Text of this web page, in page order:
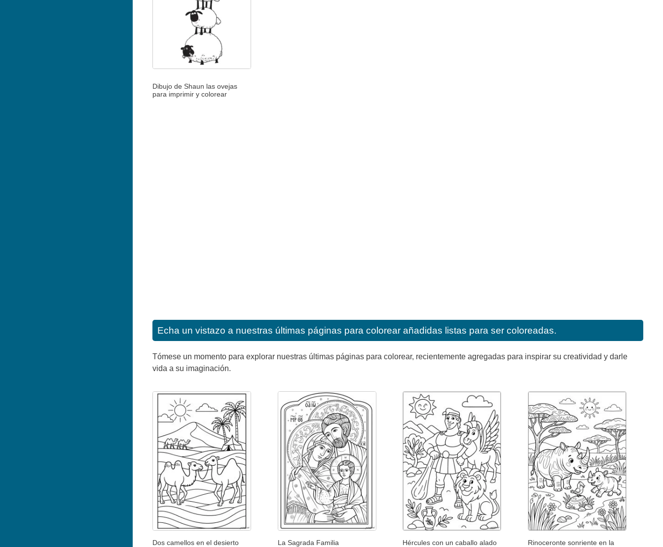
Dibujo de Shaun las ovejas
para imprimir y colorear
Echa un vistazo a nuestras últimas páginas para colorear añadidas listas para ser coloreadas.
Tómese un momento para explorar nuestras últimas páginas para colorear, recientemente agregadas para inspirar su creatividad y darle
vida a su imaginación.
Dos camellos en el desierto
La Sagrada Familia
Hércules con un caballo alado
Rinoceronte sonriente en la